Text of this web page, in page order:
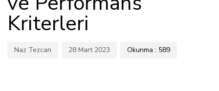
Kriterleri
Naz Tezcan 28 Mart 2023 Okunma : 589